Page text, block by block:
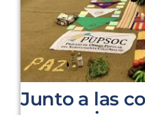
Junto a las